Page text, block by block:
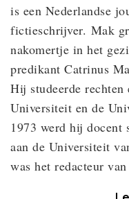
is een Nederlandse
fictieschrijver. Mak
nakomertje in het
predikant Catrinus
Hij studeerde
Universiteit en de
1973 werd hij docent
aan de Universiteit
was het redacteur